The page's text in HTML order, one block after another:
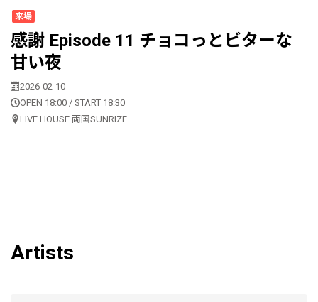
来場
感謝 Episode 11 チョコっとビターな
甘い夜
2026-02-10
OPEN 18:00 / START 18:30
LIVE HOUSE 両国SUNRIZE
Artists